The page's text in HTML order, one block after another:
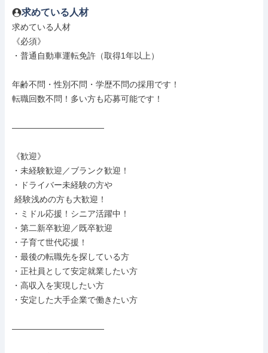
求めている人材
求めている人材
《必須》
・普通自動車運転免許（取得1年以上）
年齢不問・性別不問・学歴不問の採用です！
転職回数不問！多い方も応募可能です！
―――――――――――
《歓迎》
・未経験歓迎／ブランク歓迎！
・ドライバー未経験の方や
・ミドル応援！シニア活躍中！
・第二新卒歓迎／既卒歓迎
・子育て世代応援！
・最後の転職先を探している方
・正社員として安定就業したい方
・高収入を実現したい方
・安定した大手企業で働きたい方
―――――――――――